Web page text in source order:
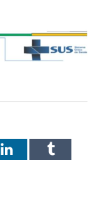
LinkedInTumblr